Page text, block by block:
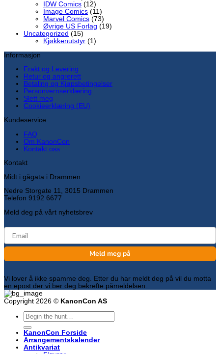
IDW Comics (12)
Image Comics (11)
Marvel Comics (73)
Øvrige US Forlag (19)
Uncategorized (15)
Kjøkkenutstyr (1)
Informasjon
Frakt og Levering
Retur og angrerett
Betaling og Kjøpsbetingelser
Personvernserklæring
Slett meg
Cookieerklæring (EU)
Kundeservice
FAQ
Om KanonCon
Kontakt oss
Kontakt
Midt i gågata i Drammen
Nedre Storgate 11, 3015 Drammen
Telefon 9192 6677
Meld deg på vårt nyhetsbrev
email
Meld meg på
Vi lover å ikke spamme deg. Etter du har meldt deg på vil du motta
en epost der vi ber deg bekrefte påmeldelsen.
Copyright 2026 © KanonCon AS
Søk
etter:
KanonCon Forside
Arrangementskalender
Antikvariat